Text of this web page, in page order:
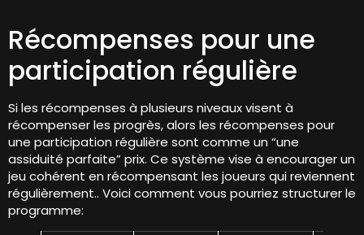
Récompenses pour une
participation régulière
Si les récompenses à plusieurs niveaux visent à
récompenser les progrès, alors les récompenses pour
une participation régulière sont comme un “une
assiduité parfaite” prix. Ce système vise à encourager un
jeu cohérent en récompensant les joueurs qui reviennent
régulièrement.. Voici comment vous pourriez structurer le
programme: